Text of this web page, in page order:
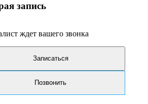
запись
ждет вашего звонка
Записаться
Позвонить